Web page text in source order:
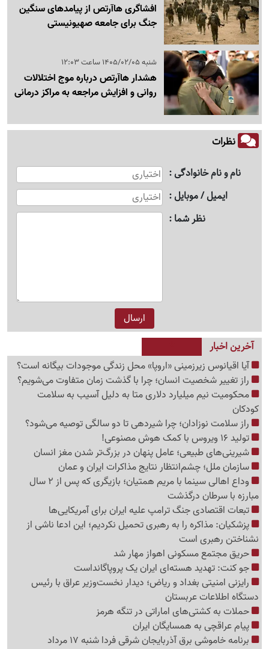
افشاگری هاآرتص از پیامدهای سنگین
جنگ برای جامعه صهیونیستی
شنبه 1405/02/05 ساعت 12:03
هشدار هاآرتص درباره موج اختلالات
روانی و افزایش مراجعه به مراکز درمانی
نظرات
نام و نام خانوادگی
ایمیل / موبایل
نظر شما
آخرین اخبار
آیا اقیانوس زیرزمینی «اروپا» محل زندگی موجودات بیگانه است؟
راز تغییر شخصیت انسان؛ چرا با گذشت زمان متفاوت می‌شویم؟
محکومیت نیم میلیارد دلاری متا به دلیل آسیب به سلامت
کودکان
راز سلامت نوزادان؛ چرا شیردهی تا دو سالگی توصیه می‌شود؟
تولید 16 ویروس با کمک هوش مصنوعی!
شیرینی‌های طبیعی؛ عامل پنهان در بزرگ‌تر شدن مغز انسان
سازمان ملل؛ چشم‌انتظار نتایج مذاکرات ایران و عمان
وداع اهالی سینما با مریم همتیان؛ بازیگری که پس از 2 سال
مبارزه با سرطان درگذشت
تبعات اقتصادی جنگ ترامپ علیه ایران برای آمریکایی‌ها
پزشکیان: مذاکره را به رهبری تحمیل نکردیم؛ این ادعا ناشی از
نشناختن رهبری است
حریق مجتمع مسکونی اهواز مهار شد
جو کنت: تهدید هسته‌ای ایران یک پروپاگانداست
رایزنی امنیتی بغداد و ریاض؛ دیدار نخست‌وزیر عراق با رئیس
دستگاه اطلاعات عربستان
حملات به کشتی‌های اماراتی در تنگه هرمز
پیام عراقچی به همسایگان ایران
برنامه خاموشی برق آذربایجان شرقی فردا شنبه 17 مرداد